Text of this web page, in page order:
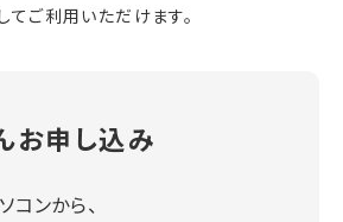
てご利用いただけます。
お申し込み
コンから、